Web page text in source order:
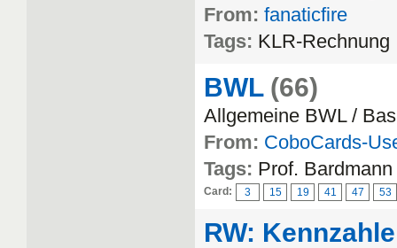
From: fanaticfire
Tags: KLR-Rechnung
BWL (66)
Allgemeine BWL /
From: CoboCards-
Tags: Prof. Bardmann
Card: 3 15 19 41 47 53
RW: